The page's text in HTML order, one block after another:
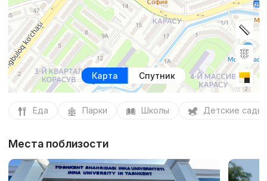
Карта Спутник
Еда Парки Школы Детские сады
Места поблизости